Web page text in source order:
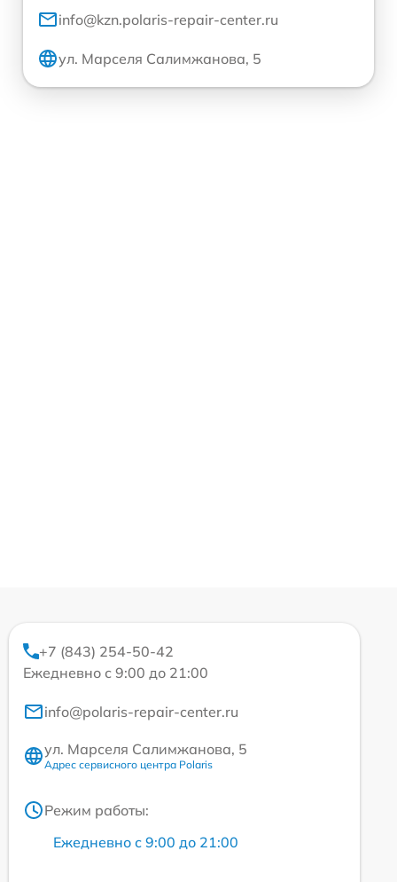
info@kzn.polaris-repair-center.ru
ул. Марселя Салимжанова, 5
+7 (843) 254-50-42
Ежедневно с 9:00 до 21:00
info@polaris-repair-center.ru
ул. Марселя Салимжанова, 5
Адрес сервисного центра Polaris
Режим работы:
Ежедневно с 9:00 до 21:00